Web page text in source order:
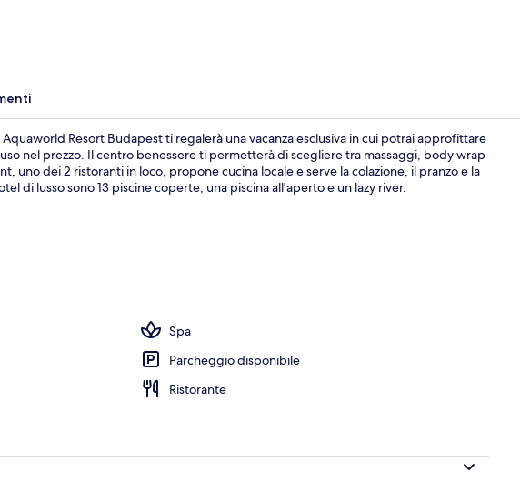
Resort Budapest ti regalerà una vacanza esclusiva in cui potrai approfittare
nel prezzo. Il centro benessere ti permetterà di scegliere tra massaggi, body wrap
uno dei 2 ristoranti in loco, propone cucina locale e serve la colazione, il pranzo e la
di lusso sono 13 piscine coperte, una piscina all'aperto e un lazy river.
Spa
Parcheggio disponibile
Ristorante